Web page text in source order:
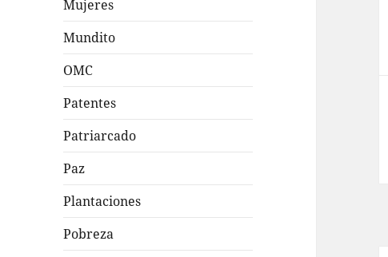
Mujeres
Mundito
OMC
Patentes
Patriarcado
Paz
Plantaciones
Pobreza